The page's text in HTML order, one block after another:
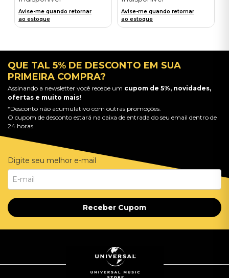
Avise-me quando retornar
ao estoque
Avise-me quando retornar
ao estoque
QUE TAL 5% DE DESCONTO EM SUA
PRIMEIRA COMPRA?
Assinando a newsletter você recebe um cupom de 5%, novidades,
ofertas e muito mais!
*Desconto não acumulativo com outras promoções.
O cupom de desconto estará na caixa de entrada do seu email dentro de
24 horas.
Digite seu melhor e-mail
Receber Cupom